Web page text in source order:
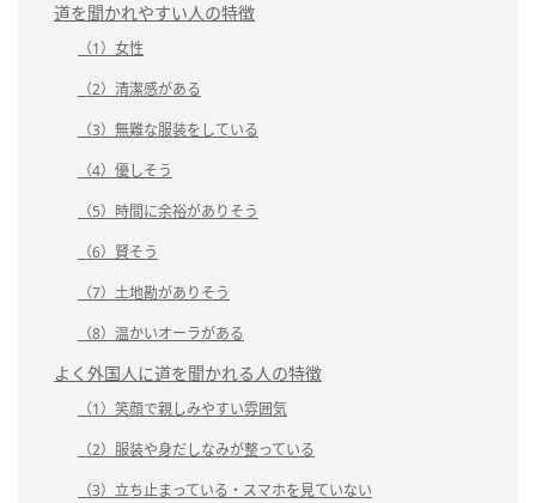
道を聞かれやすい人の特徴
（1）女性
（2）清潔感がある
（3）無難な服装をしている
（4）優しそう
（5）時間に余裕がありそう
（6）賢そう
（7）土地勘がありそう
（8）温かいオーラがある
よく外国人に道を聞かれる人の特徴
（1）笑顔で親しみやすい雰囲気
（2）服装や身だしなみが整っている
（3）立ち止まっている・スマホを見ていない